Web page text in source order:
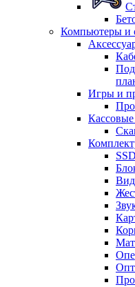
Компьютеры и
Игры и
Кассовые
SSD